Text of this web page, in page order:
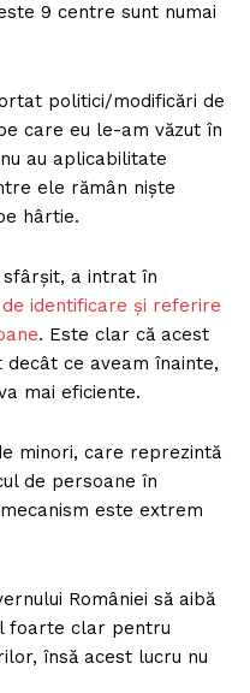
ROMÂNIA
9 centre sunt numai
politici/modificări de
care eu le-am văzut în
au aplicabilitate
ele rămân niște
hârtie.
sfârșit, a intrat în
identificare și referire
. Este clar că acest
ce aveam înainte,
mai eficiente.
minori, care reprezintă
de persoane în
este extrem
României să aibă
foarte clar pentru
însă acest lucru nu